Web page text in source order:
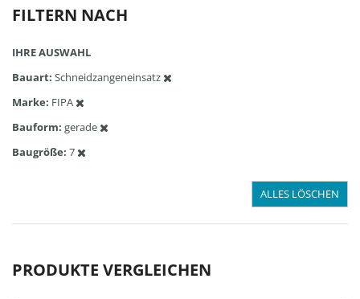
FILTERN NACH
IHRE AUSWAHL
Bauart Schneidzangeneinsatz
Marke FIPA
Bauform gerade
Baugröße 7
ALLES LÖSCHEN
PRODUKTE VERGLEICHEN